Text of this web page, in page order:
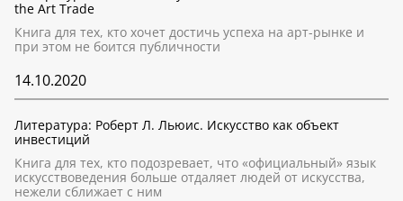
the Art Trade
Книга для тех, кто хочет достичь успеха на арт-рынке и
при этом не боится публичности
14.10.2020
Литература: Роберт Л. Льюис. Искусство как объект
инвестиций
Книга для тех, кто подозревает, что «официальный» язык
искусствоведения больше отдаляет людей от искусства,
нежели сближает с ним